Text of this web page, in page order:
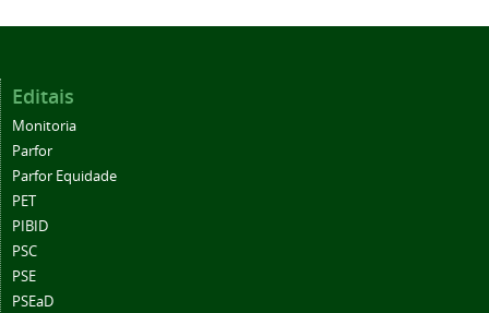
Editais
Monitoria
Parfor
Parfor Equidade
PET
PIBID
PSC
PSE
PSEaD